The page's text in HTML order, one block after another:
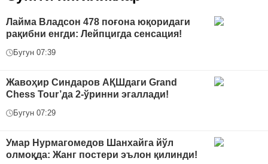
Лайма Владсон 478 поғона юқоридаги
рақибни енгди: Лейпцигда сенсация!
Бугун 07:39
Жавоҳир Синдаров АҚШдаги Grand
Chess Tour’да 2-ўринни эгаллади!
Бугун 07:29
Умар Нурмагомедов Шанхайга йўл
олмоқда: Жанг постери эълон қилинди!